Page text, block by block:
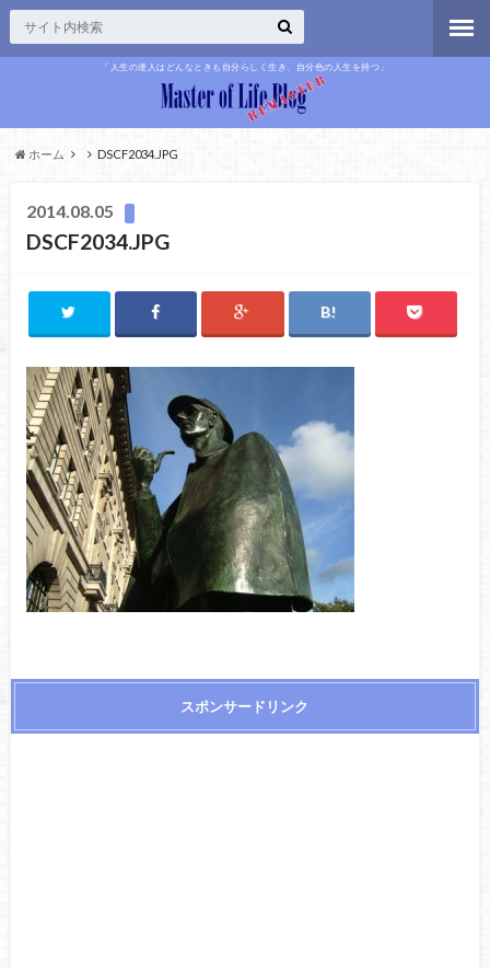
「人生の達人はどんなときも自分らしく生き、自分色の人生を持つ」
ホーム DSCF2034.JPG
2014.08.05
DSCF2034.JPG
スポンサードリンク